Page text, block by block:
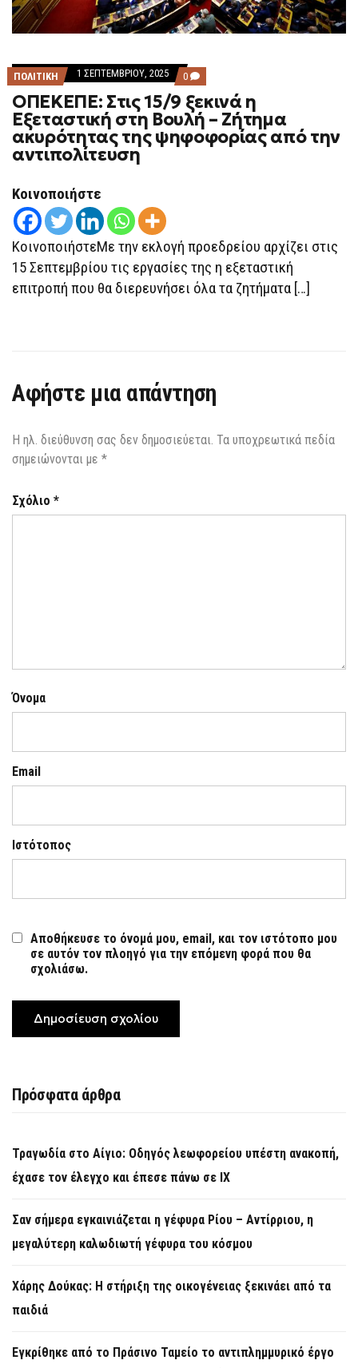
ΠΟΛΙΤΙΚΗ 1 ΣΕΠΤΕΜΒΡΊΟΥ, 2025 0 COMMENTS
ON
ΟΠΕΚΕΠΕ:
ΣΤΙΣ
15/9
ΞΕΚΙΝΆ
ΨΗΦΟΦΟΡΊΑΣ
ΑΠΌ
ΤΗΝ
ΑΝΤΙΠΟΛΊΤΕΥΣΗ
ΟΠΕΚΕΠΕ: Στις 15/9 ξεκινά η
Εξεταστική στη Βουλή – Ζήτημα
ακυρότητας της ψηφοφορίας από την
αντιπολίτευση
Κοινοποιήστε
ΚοινοποιήστεΜε την εκλογή προεδρείου αρχίζει στις
15 Σεπτεμβρίου τις εργασίες της η εξεταστική
επιτροπή που θα διερευνήσει όλα τα ζητήματα […]
Αφήστε μια απάντηση
Η ηλ. διεύθυνση σας δεν δημοσιεύεται. Τα υποχρεωτικά πεδία
σημειώνονται με *
Σχόλιο *
Όνομα
Email
Ιστότοπος
Αποθήκευσε το όνομά μου, email, και τον ιστότοπο μου
σε αυτόν τον πλοηγό για την επόμενη φορά που θα
σχολιάσω.
Πρόσφατα άρθρα
Τραγωδία στο Αίγιο: Οδηγός λεωφορείου υπέστη ανακοπή,
έχασε τον έλεγχο και έπεσε πάνω σε ΙΧ
Σαν σήμερα εγκαινιάζεται η γέφυρα Ρίου – Αντίρριου, η
μεγαλύτερη καλωδιωτή γέφυρα του κόσμου
Χάρης Δούκας: Η στήριξη της οικογένειας ξεκινάει από τα
παιδιά
Εγκρίθηκε από το Πράσινο Ταμείο το αντιπλημμυρικό έργο